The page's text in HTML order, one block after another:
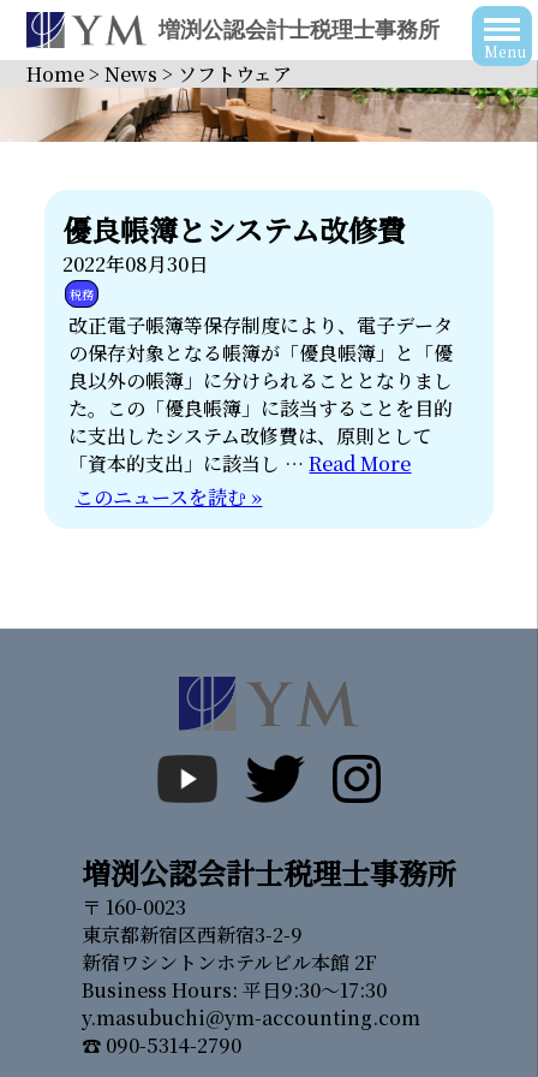
増渕公認会計士税理士事務所
Home>News > ソフトウェア
優良帳簿とシステム改修費
2022年08月30日
税務
改正電子帳簿等保存制度により、電子データ
の保存対象となる帳簿が「優良帳簿」と「優
良以外の帳簿」に分けられることとなりまし
た。この「優良帳簿」に該当することを目的
に支出したシステム改修費は、原則として
「資本的支出」に該当し …Read More
このニュースを読む »
増渕公認会計士税理士事務所
〒 160-0023
東京都新宿区西新宿3-2-9
新宿ワシントンホテルビル本館 2F
Business Hours: 平日9:30～17:30
y.masubuchi@ym-accounting.com
☎ 090-5314-2790